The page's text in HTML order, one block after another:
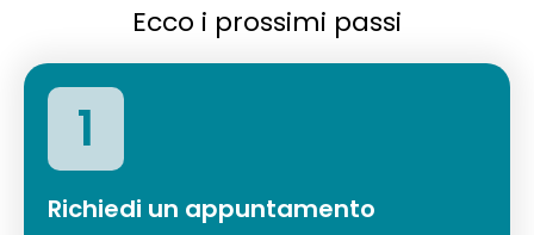
Ecco i prossimi passi
1
Richiedi un appuntamento